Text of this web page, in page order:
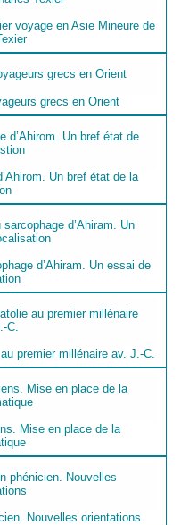
voyage en Asie Mineure de
grecs en Orient
Un bref état de la
d’Ahiram. Un essai de
premier millénaire av. J.-C.
Mise en place de la
Nouvelles orientations